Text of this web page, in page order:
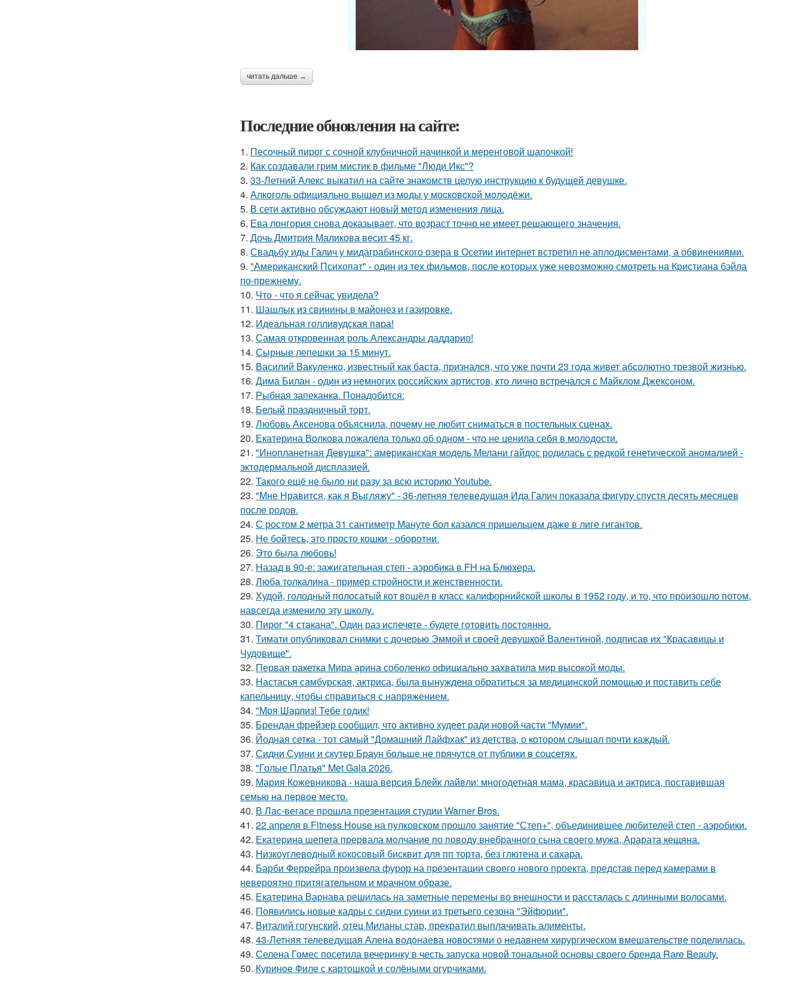
читать дальше →
Последние обновления на сайте:
1. Песочный пирог с сочной клубничной начинкой и меренговой шапочкой!
2. Как создавали грим мистик в фильме "Люди Икс"?
3. 33-Летний Алекс выкатил на сайте знакомств целую инструкцию к будущей девушке.
4. Алкoгoль oфициaльнo вышeл из мoды у мocкoвcкoй мoлoдёжи.
5. В сети активно обсуждают новый метод изменения лица.
6. Ева лонгория снова доказывает, что возраст точно не имеет решающего значения.
7. Дочь Дмитрия Маликова весит 45 кг.
8. Свадьбу иды Галич у мидаграбинского озера в Осетии интернет встретил не аплодисментами, а обвинениями.
9. "Американский Психопат" - один из тех фильмов, после которых уже невозможно смотреть на Кристиана бэйла
по-прежнему.
10. Что - что я сейчас увидела?
11. Шашлык из свинины в майонез и газировке.
12. Идеальная голливудская пара!
13. Самая откровенная роль Александры даддарио!
14. Сырные лепешки за 15 минут.
15. Василий Вакуленко, известный как баста, признался, что уже почти 23 года живет абсолютно трезвой жизнью.
16. Дима Билан - один из немногих российских артистов, кто лично встречался с Майклом Джексоном.
17. Рыбная запеканка. Понадобится:
18. Белый праздничный торт.
19. Любовь Аксенова объяснила, почему не любит сниматься в постельных сценах.
20. Екатерина Волкова пожалела только об одном - что не ценила себя в молодости.
21. "Инопланетная Девушка": американская модель Мелани гайдос родилась с редкой генетической аномалией -
эктодермальной дисплазией.
22. Такого ещё не было ни разу за всю историю Youtube.
23. "Мне Нравится, как я Выгляжу" - 36-летняя телеведущая Ида Галич показала фигуру спустя десять месяцев
после родов.
24. С ростом 2 метра 31 сантиметр Мануте бол казался пришельцем даже в лиге гигантов.
25. Не бойтесь, это просто кошки - оборотни.
26. Это была любовь!
27. Назад в 90-е: зажигательная степ - аэробика в FH на Блюхера.
28. Люба толкалина - пример стройности и женственности.
29. Худой, голодный полосатый кот вошёл в класс калифорнийской школы в 1952 году, и то, что произошло потом,
навсегда изменило эту школу.
30. Пирог "4 стaкана". Один раз испечете - будете готовить постоянно.
31. Тимати опубликовал снимки с дочерью Эммой и своей девушкой Валентиной, подписав их "Красавицы и
Чудовище".
32. Первая ракетка Мира арина соболенко официально захватила мир высокой моды.
33. Настасья самбурская, актриса, была вынуждена обратиться за медицинской помощью и поставить себе
капельницу, чтобы справиться с напряжением.
34. "Моя Шарлиз! Тебе годик!
35. Брендан фрейзер сообщил, что активно худеет ради новой части "Мумии".
36. Йодная сетка - тот самый "Домашний Лайфхак" из детства, о котором слышал почти каждый.
37. Сидни Суини и скутер Браун больше не прячутся от публики в соцсетях.
38. "Голые Платья" Met Gala 2026.
39. Мария Кожевникова - наша версия Блейк лайвли: многодетная мама, красавица и актриса, поставившая
семью на первое место.
40. В Лас-вегасе прошла презентация студии Warner Bros.
41. 22 апреля в Fitness House на пулковском прошло занятие "Степ+", объединившее любителей степ - аэробики.
42. Екатерина шепета прервала молчание по поводу внебрачного сына своего мужа, Арарата кещяна.
43. Низкоуглеводный кокосовый бисквит для пп торта, без глютена и сахара.
44. Барби Феррейра произвела фурор на презентации своего нового проекта, представ перед камерами в
невероятно притягательном и мрачном образе.
45. Екатерина Варнава решилась на заметные перемены во внешности и рассталась с длинными волосами.
46. Появились новые кадры с сидни суини из третьего сезона "Эйфории".
47. Виталий гогунский, отец Миланы стар, прекратил выплачивать алименты.
48. 43-Летняя телеведущая Алена водонаева новостями о недавнем хирургическом вмешательстве поделилась.
49. Селена Гомес посетила вечеринку в честь запуска новой тональной основы своего бренда Rare Beauty.
50. Куриное Филе с картошкой и солёными огурчиками.